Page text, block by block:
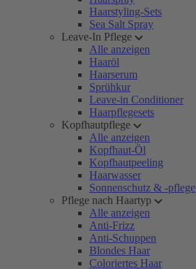
Haarstyling-Sets
Sea Salt Spray
Leave-In Pflege
Alle anzeigen
Haaröl
Haarserum
Sprühkur
Leave-in Conditioner
Haarpflegesets
Kopfhautpflege
Alle anzeigen
Kopfhaut-Öl
Kopfhautpeeling
Haarwasser
Sonnenschutz & -pflege
Pflege nach Haartyp
Alle anzeigen
Anti-Frizz
Anti-Schuppen
Blondes Haar
Coloriertes Haar